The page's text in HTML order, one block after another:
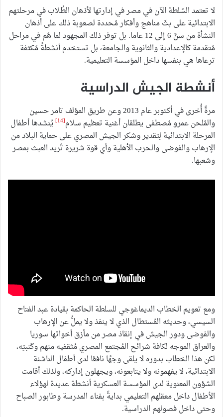
لا تعتمد السُلطة الآن في مصر في إدارتها لأذهان الطُلاب في مرحلتهم
الابتدائية على بثّ مناهج وأفكار مُحددة لصعوبة ذلك على أذهان
النشأة من سنِّ 6 إلى 12 عاما. بل توفر ذلك المجهود لما هُم في مراحل
مُتقدمة كالإعدادية والثانوية والجامعة، بل تستخدم أنشطةً مُكثفة
ترعاها هي بنفسها داخل المؤسسة التعليمية.
أنشطة الجيش الدراسية
مرةً أُخرى في أكتوبر عام 2013 وعن طريق المؤلف تامر حسين
والمُلحن عمرو مُصطفى يطلقان أغنية تعظيم سلام[14]
يُنشدها أطفال
المرحلة الابتدائية لِتقدير وشكر الجيش المصري على حماية البلاد من
الإرهاب والفوضى والحرب الأهلية وأي قوة شريرة تُريد العبث بمصر
وشعبها.
ومع تعويم الخطاب الديماغوجي للسلطة الحاكمة بقيادة عبد الفتاح
السيسي، وحديثه المُستطال الذي لا ينفذ ولا يملُّ عن الإرهاب
والفوضى ودور الجيش في إنقاذ مصر من مأزق أخواتها سوريا
والعراق الموجه لكافة شرائح المُجتمع المصري مُثقفيه منهم وكَنبتِه،
لكن هذا الخطاب بدوره لا يلقى وجهًا نافعًا لدى أطفال الناشئة
الابتدائية، لا يفهمونه ولا يتابعونه، ويجهلون إداركه، ولذلك أقامت
الشؤون المعنوية لدى المؤسسة العسكرية أنشطة عديدة لهؤلاء
الأطفال داخل معقلهم التعليمي بدايةً بفناء المدرسة وطابور الصباح
وحتى داخل فصولهم الدراسية.